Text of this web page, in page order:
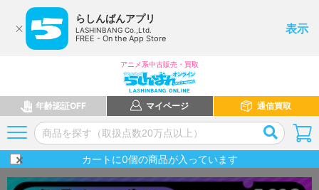
らしんばんアプリ
LASHINBANG Co.,Ltd.
FREE - On the App Store
表示
アニメ系中古販売・買取
年齢認証OFF マイページ 通信買取
カートに0個の商品が入っています